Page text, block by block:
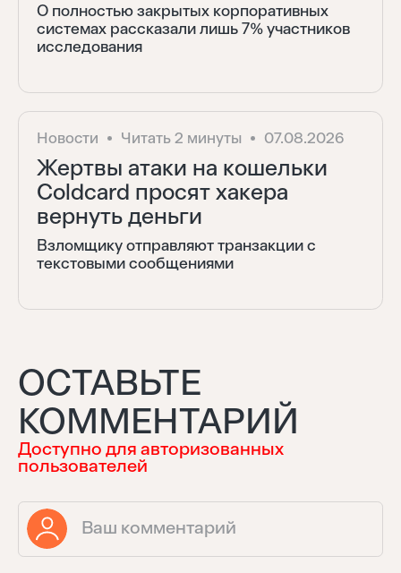
О полностью закрытых корпоративных
системах рассказали лишь 7% участников
исследования
Новости Читать 2 минуты 07.08.2026
Жертвы атаки на кошельки
Coldcard просят хакера
вернуть деньги
Взломщику отправляют транзакции с
текстовыми сообщениями
ОСТАВЬТЕ
КОММЕНТАРИЙ
Доступно для авторизованных
пользователей